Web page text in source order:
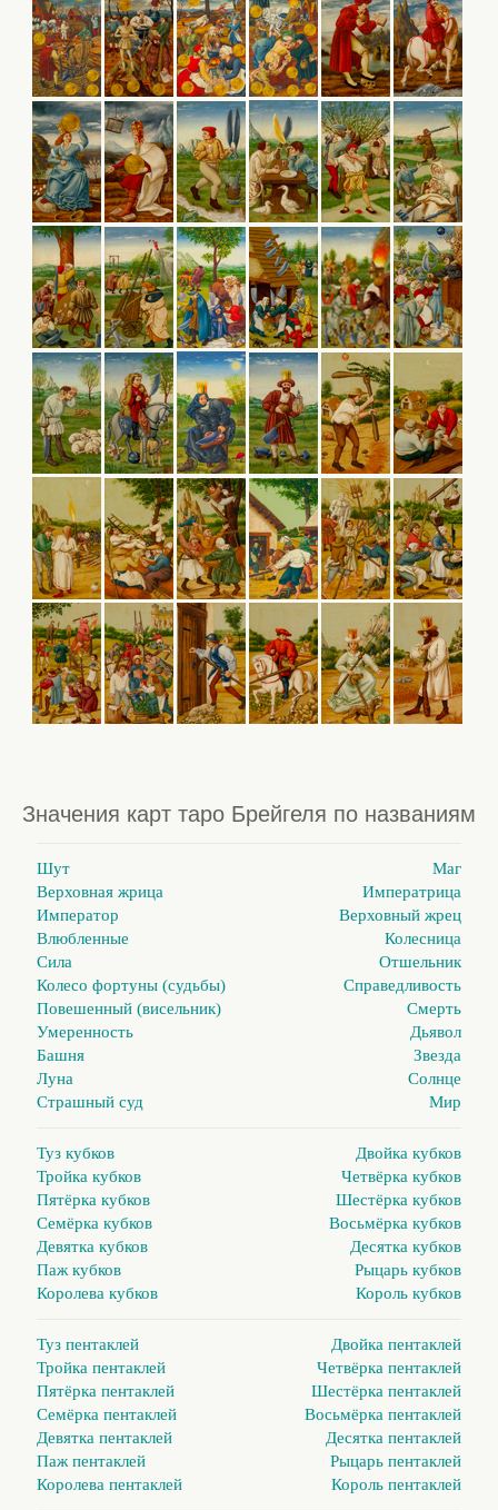
Значения карт таро Брейгеля по названиям
Шут
Маг
Верховная жрица
Императрица
Император
Верховный жрец
Влюбленные
Колесница
Сила
Отшельник
Колесо фортуны (судьбы)
Справедливость
Повешенный (висельник)
Смерть
Умеренность
Дьявол
Башня
Звезда
Луна
Солнце
Страшный суд
Мир
Туз кубков
Двойка кубков
Тройка кубков
Четвёрка кубков
Пятёрка кубков
Шестёрка кубков
Семёрка кубков
Восьмёрка кубков
Девятка кубков
Десятка кубков
Паж кубков
Рыцарь кубков
Королева кубков
Король кубков
Туз пентаклей
Двойка пентаклей
Тройка пентаклей
Четвёрка пентаклей
Пятёрка пентаклей
Шестёрка пентаклей
Семёрка пентаклей
Восьмёрка пентаклей
Девятка пентаклей
Десятка пентаклей
Паж пентаклей
Рыцарь пентаклей
Королева пентаклей
Король пентаклей